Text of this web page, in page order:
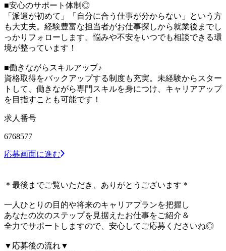
■安心のサポート体制◎
「派遣が初めて」「自分に合う仕事が分からない」という方
も大丈夫。経験豊富な担当者がお仕事探しから就業後までし
っかりフォローします。悩みや不安をいつでも相談できる環
境が整っています！
■働きながらスキルアップ♪
資格取得をバックアップする制度も充実。未経験からスター
トして、働きながら専門スキルを身につけ、キャリアアップ
を目指すことも可能です！
求人番号
6768577
応募画面に進む
＊最後までご覧いただき、ありがとうございます＊
一人ひとりの目的や将来のキャリアプランを把握し
あなたの次のステップを見据えたお仕事をご紹介＆
全力でサポートしますので、安心してご応募くださいね◎
▼応募後の流れ▼